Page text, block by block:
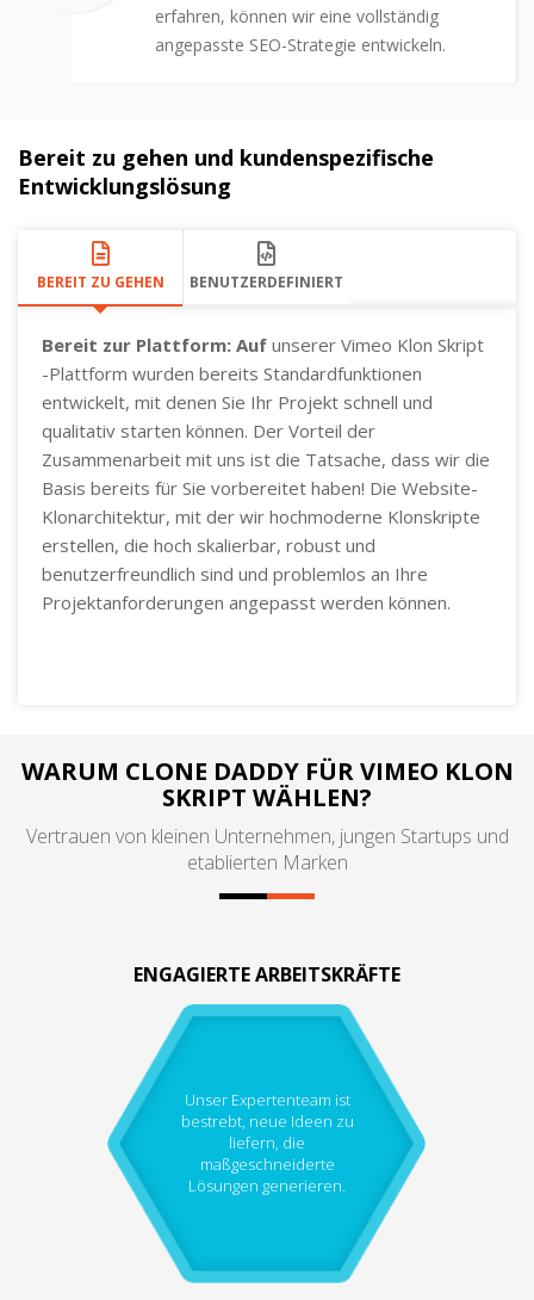
erfahren, können wir eine vollständig
angepasste SEO-Strategie entwickeln.
Bereit zu gehen und kundenspezifische
Entwicklungslösung
BEREIT ZU GEHEN BENUTZERDEFINIERT
Bereit zur Plattform: Auf unserer Vimeo Klon Skript
-Plattform wurden bereits Standardfunktionen
entwickelt, mit denen Sie Ihr Projekt schnell und
qualitativ starten können. Der Vorteil der
Zusammenarbeit mit uns ist die Tatsache, dass wir die
Basis bereits für Sie vorbereitet haben! Die Website-
Klonarchitektur, mit der wir hochmoderne Klonskripte
erstellen, die hoch skalierbar, robust und
benutzerfreundlich sind und problemlos an Ihre
Projektanforderungen angepasst werden können.
WARUM CLONE DADDY FÜR VIMEO KLON
SKRIPT WÄHLEN?
Vertrauen von kleinen Unternehmen, jungen Startups und
etablierten Marken
ENGAGIERTE ARBEITSKRÄFTE
Unser Expertenteam ist
bestrebt, neue Ideen zu
liefern, die
maßgeschneiderte
Lösungen generieren.